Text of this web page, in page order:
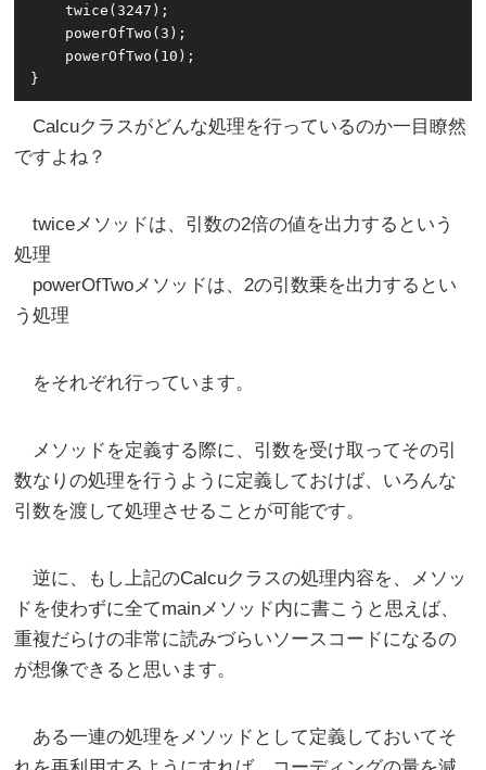
    twice(3247);
    powerOfTwo(3);
    powerOfTwo(10);
Calcuクラスがどんな処理を行っているのか一目瞭然
ですよね？
twiceメソッドは、引数の2倍の値を出力するという
処理
powerOfTwoメソッドは、2の引数乗を出力するとい
う処理
をそれぞれ行っています。
メソッドを定義する際に、引数を受け取ってその引
数なりの処理を行うように定義しておけば、いろんな
引数を渡して処理させることが可能です。
逆に、もし上記のCalcuクラスの処理内容を、メソッ
ドを使わずに全てmainメソッド内に書こうと思えば、
重複だらけの非常に読みづらいソースコードになるの
が想像できると思います。
ある一連の処理をメソッドとして定義しておいてそ